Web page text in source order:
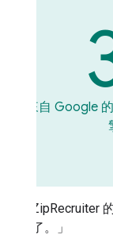
來自 Google
此外，ZipRecruiter
率提高了。」